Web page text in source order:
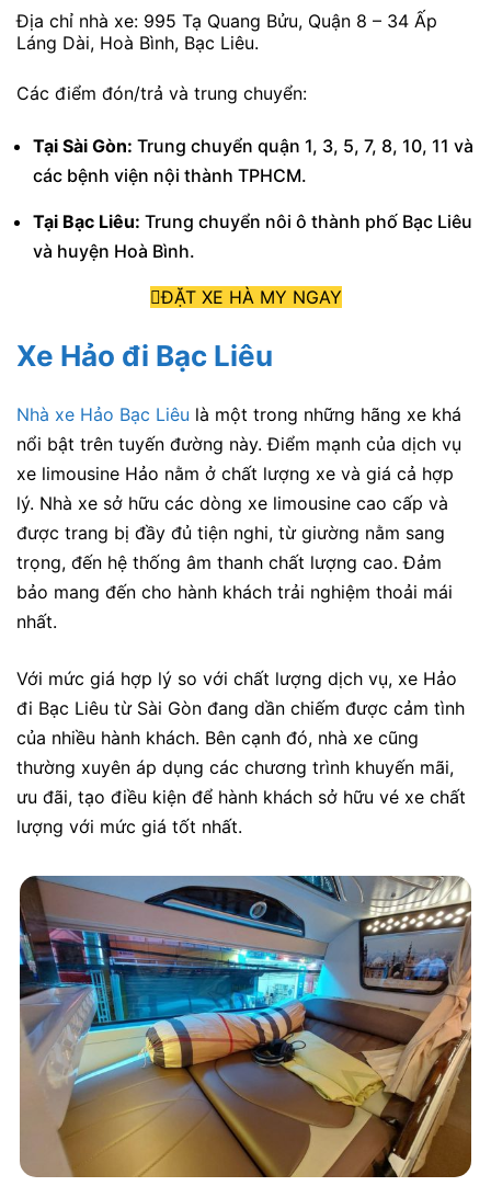
Địa chỉ nhà xe: 995 Tạ Quang Bửu, Quận 8 – 34 Ấp
Láng Dài, Hoà Bình, Bạc Liêu.
Các điểm đón/trả và trung chuyển:
Tại Sài Gòn: Trung chuyển quận 1, 3, 5, 7, 8, 10, 11 và
các bệnh viện nội thành TPHCM.
Tại Bạc Liêu: Trung chuyển nôi ô thành phố Bạc Liêu
và huyện Hoà Bình.
ĐẶT XE HÀ MY NGAY
Xe Hảo đi Bạc Liêu
Nhà xe Hảo Bạc Liêu là một trong những hãng xe khá
nổi bật trên tuyến đường này. Điểm mạnh của dịch vụ
xe limousine Hảo nằm ở chất lượng xe và giá cả hợp
lý. Nhà xe sở hữu các dòng xe limousine cao cấp và
được trang bị đầy đủ tiện nghi, từ giường nằm sang
trọng, đến hệ thống âm thanh chất lượng cao. Đảm
bảo mang đến cho hành khách trải nghiệm thoải mái
nhất.
Với mức giá hợp lý so với chất lượng dịch vụ, xe Hảo
đi Bạc Liêu từ Sài Gòn đang dần chiếm được cảm tình
của nhiều hành khách. Bên cạnh đó, nhà xe cũng
thường xuyên áp dụng các chương trình khuyến mãi,
ưu đãi, tạo điều kiện để hành khách sở hữu vé xe chất
lượng với mức giá tốt nhất.